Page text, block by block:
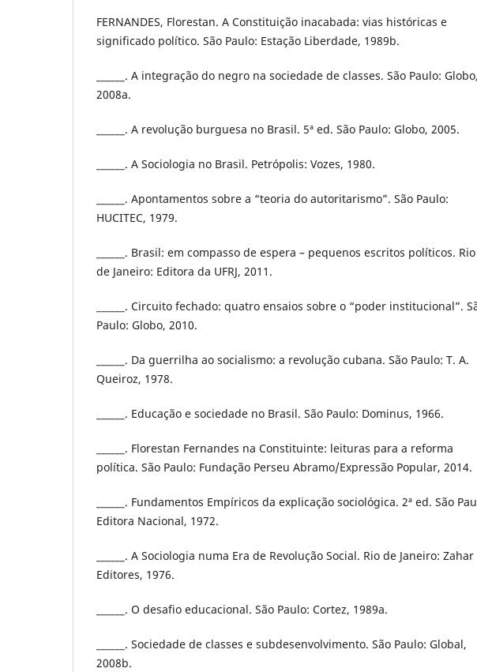
FERNANDES, Florestan. A Constituição inacabada: vias históricas e
significado político. São Paulo: Estação Liberdade, 1989b.
______. A integração do negro na sociedade de classes. São Paulo: Globo,
2008a.
______. A revolução burguesa no Brasil. 5ª ed. São Paulo: Globo, 2005.
______. A Sociologia no Brasil. Petrópolis: Vozes, 1980.
______. Apontamentos sobre a “teoria do autoritarismo”. São Paulo:
HUCITEC, 1979.
______. Brasil: em compasso de espera – pequenos escritos políticos. Rio
de Janeiro: Editora da UFRJ, 2011.
______. Circuito fechado: quatro ensaios sobre o “poder institucional”.
Paulo: Globo, 2010.
______. Da guerrilha ao socialismo: a revolução cubana. São Paulo: T. A.
Queiroz, 1978.
______. Educação e sociedade no Brasil. São Paulo: Dominus, 1966.
______. Florestan Fernandes na Constituinte: leituras para a reforma
política. São Paulo: Fundação Perseu Abramo/Expressão Popular, 2014.
______. Fundamentos Empíricos da explicação sociológica. 2ª ed. São
Editora Nacional, 1972.
______. A Sociologia numa Era de Revolução Social. Rio de Janeiro: Zahar
Editores, 1976.
______. O desafio educacional. São Paulo: Cortez, 1989a.
______. Sociedade de classes e subdesenvolvimento. São Paulo: Global,
2008b.